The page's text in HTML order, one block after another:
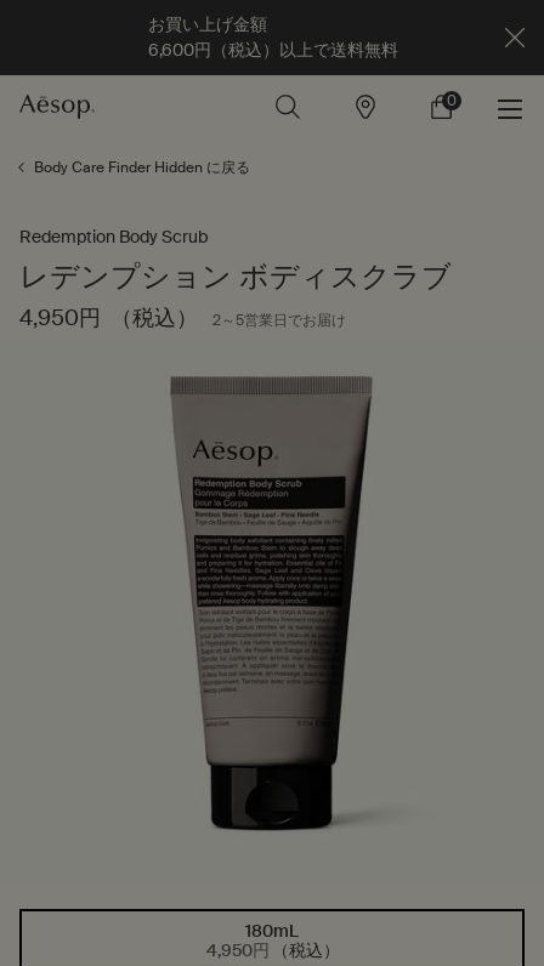
お買い上げ金額
6,600円（税込）以上で送料無料
店
カ
0
0 カート内の製
Body Care Finder Hidden に戻る
Redemption Body Scrub
レデンプション ボディスクラブ
4,950円 （税込） 2～5営業日でお届け
選択済み
180mL
4,950円
（税込）
, 1/1